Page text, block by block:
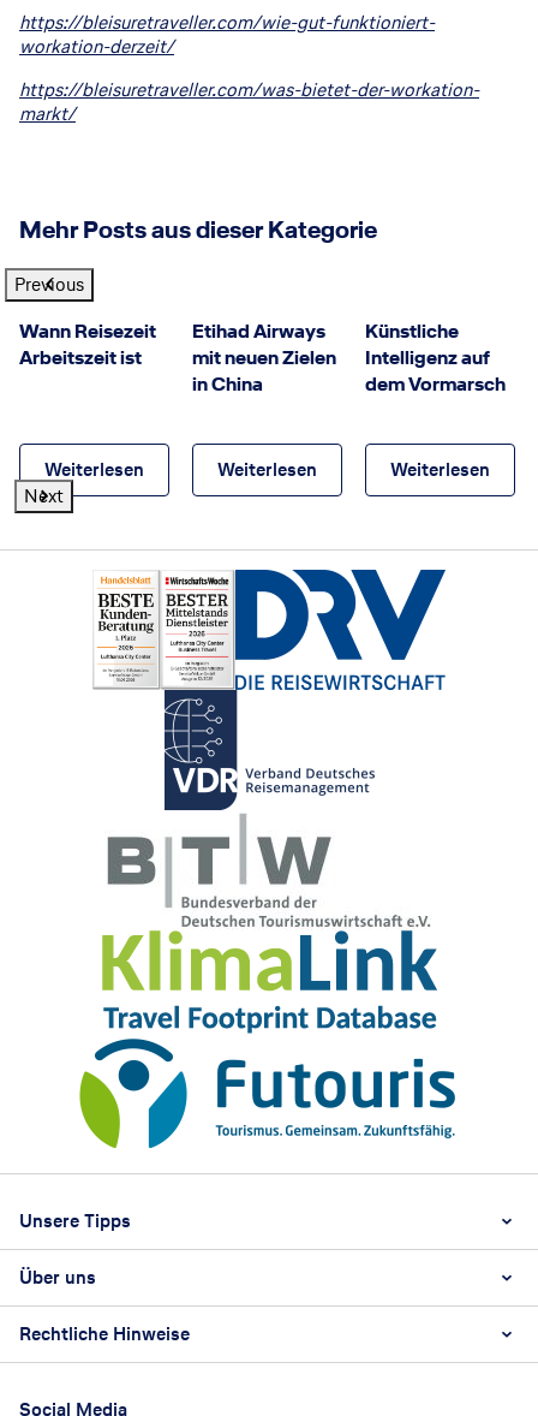
https://bleisuretraveller.com/wie-gut-funktioniert-
workation-derzeit/
https://bleisuretraveller.com/was-bietet-der-workation-
markt/
Mehr Posts aus dieser Kategorie
Previous
Wann Reisezeit
Arbeitszeit ist
Weiterlesen
Etihad Airways
mit neuen Zielen
in China
Weiterlesen
Künstliche
Intelligenz auf
dem Vormarsch
Weiterlesen
Next
Unsere Tipps
Beste Reisezeit
Über uns
Karriere
Reisebüro Franchise-Partner werden
Rechtliche Hinweise
AGB
Social Media